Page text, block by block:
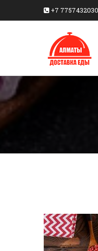
+7 7757432030